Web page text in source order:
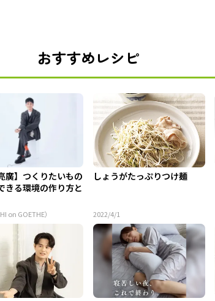
おすすめレシピ
廣】つくりたいもの
きる環境の作り方と
on GOETHE）
しょうがたっぷりつけ麺
2022/4/1